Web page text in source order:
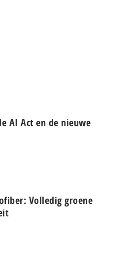
AI Act en de nieuwe
Volledig groene